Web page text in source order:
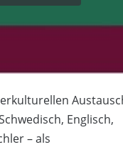
Englisch,
– als